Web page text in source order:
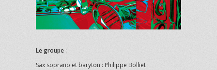
Le groupe :
Sax soprano et baryton : Philippe Bolliet